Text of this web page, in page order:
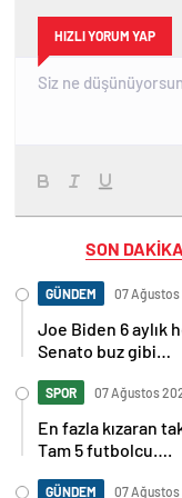
HIZLI YORUM YAP
SON DAKİKA
GÜNDEM 07
Joe Biden 6 aylık
Senato buz gibi…
SPOR 07 Ağustos
En fazla kızaran
Tam 5 futbolcu….
GÜNDEM 07